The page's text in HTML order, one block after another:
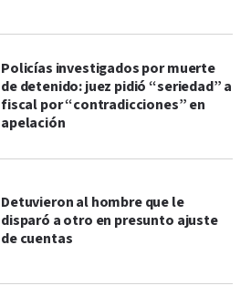
Policías investigados por muerte
de detenido: juez pidió “seriedad” a
fiscal por “contradicciones” en
apelación
Detuvieron al hombre que le
disparó a otro en presunto ajuste
de cuentas